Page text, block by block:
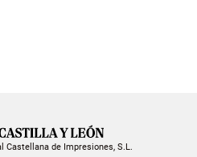
Castellana de Impresiones, S.L.